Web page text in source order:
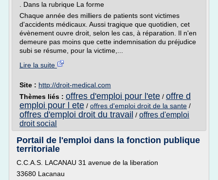
. Dans la rubrique La forme
Chaque année des milliers de patients sont victimes
d'accidents médicaux. Aussi tragique que quotidien, cet
évènement ouvre droit, selon les cas, à réparation. Il n'en
demeure pas moins que cette indemnisation du préjudice
subi se résume, pour la victime,...
Lire la suite
Site : http://droit-medical.com
Thèmes liés : offres d'emploi pour l'ete / offre d
emploi pour l ete / offres d'emploi droit de la sante /
offres d'emploi droit du travail / offres d'emploi
droit social
Portail de l'emploi dans la fonction publique
territoriale
C.C.A.S. LACANAU 31 avenue de la liberation
33680 Lacanau